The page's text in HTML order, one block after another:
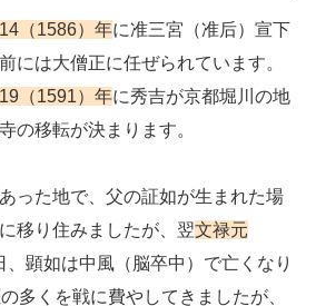
（1586）年に准三宮（准后）宣下
には大僧正に任ぜられています。
（1591）年に秀吉が京都堀川の地
の移転が決まります。
った地で、父の証如が生まれた場
移り住みましたが、翌文禄元
、顕如は中風（脳卒中）で亡くなり
多くを戦に費やしてきましたが、